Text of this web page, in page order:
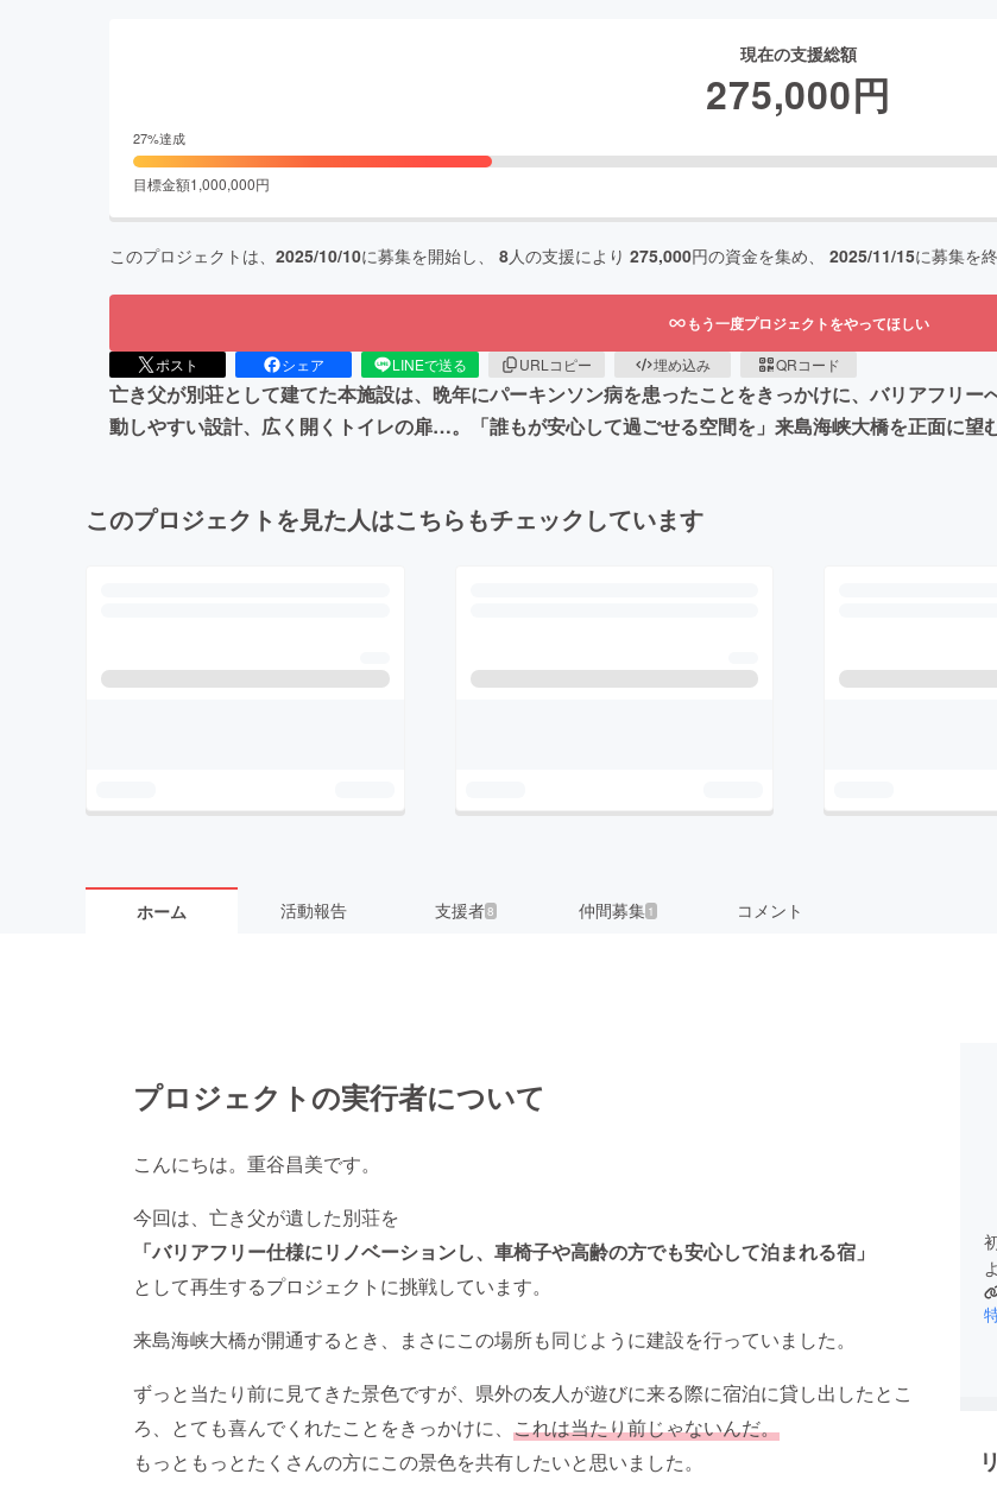
現在の支援総額
275,000円
27%達成
目標金額1,000,000円
このプロジェクトは、 2025/10/10に募集を開始し、 8人の支援により 275,000円の資金を集め、 2025/11/15に募集を
もう一度プロジェクトをやってほしい
ポスト シェア LINEで送る URLコピー 埋め込み QRコード
亡き父が別荘として建てた本施設は、晩年にパーキンソン病を患ったことをきっかけに、バリアフリ
動しやすい設計、広く開くトイレの扉…。「誰もが安心して過ごせる空間を」来島海峡大橋を正面に望
このプロジェクトを見た人はこちらもチェックしています
ホーム 活動報告 支援者8 仲間募集 1 コメント
プロジェクトの実行者について
こんにちは。重谷昌美です。
今回は、亡き父が遺した別荘を
「バリアフリー仕様にリノベーションし、車椅子や高齢の方でも安心して泊まれる宿」
として再生するプロジェクトに挑戦しています。
来島海峡大橋が開通するとき、まさにこの場所も同じように建設を行っていました。
ずっと当たり前に見てきた景色ですが、県外の友人が遊びに来る際に宿泊に貸し出したとこ
ろ、とても喜んでくれたことをきっかけに、 これは当たり前じゃないんだ。
もっともっとたくさんの方にこの景色を共有したいと思いました。